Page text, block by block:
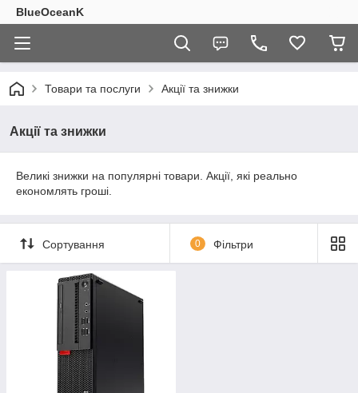
BlueOceanK
Товари та послуги Акції та знижки
Акції та знижки
Великі знижки на популярні товари. Акції, які реально
економлять гроші.
Сортування 0 Фільтри